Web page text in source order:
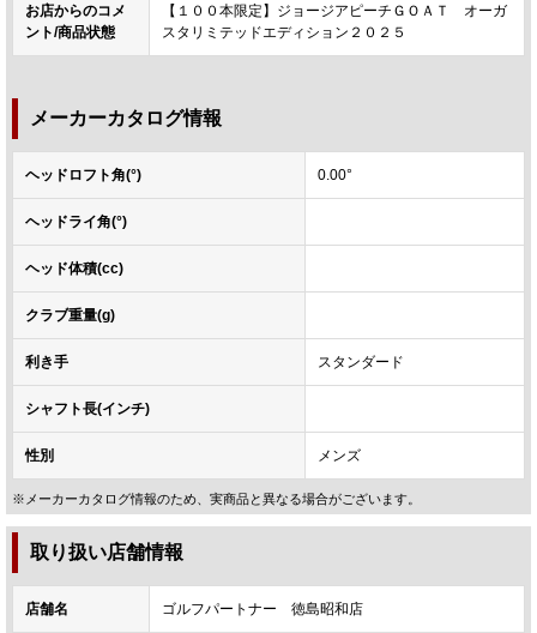
お店からのコメ
ント/商品状態
【１００本限定】ジョージアピーチＧＯＡＴ オーガ
スタリミテッドエディション２０２５
メーカーカタログ情報
ヘッドロフト角(°) 0.00°
ヘッドライ角(°)
ヘッド体積(cc)
クラブ重量(g)
利き手 スタンダード
シャフト長(インチ)
性別 メンズ
※メーカーカタログ情報のため、実商品と異なる場合がございます。
取り扱い店舗情報
店舗名 ゴルフパートナー 徳島昭和店